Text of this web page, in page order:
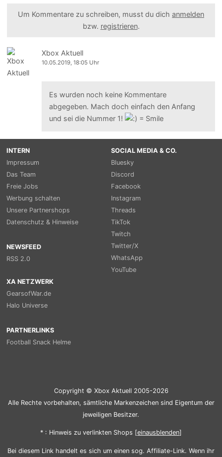
Um Kommentare zu schreiben, musst du dich anmelden
bzw. registrieren.
Xbox Aktuell
10.05.2019, 18:05 Uhr
Es wurden noch keine Kommentare
abgegeben. Mach doch einfach den Anfang
und sei die Nummer 1!
INTERN
Impressum
Das Team
Freie Jobs
Werbung schalten
Unsere Partnershops
Datenschutz & Hinweise
NEWSFEED
RSS 2.0
SOCIAL MEDIA & CO.
Bluesky
Discord
Facebook
Instagram
Threads
TikTok
Twitch
Twitter/X
WhatsApp
YouTube
XA NETZWERK
GearsofWar.de
Halo Universe
PARTNERLINKS
Football Snack Helme
Copyright © Xbox Aktuell 2005-2026
Alle Rechte vorbehalten, sämtliche Markenzeichen sind Eigentum der
jeweiligen Besitzer.
* : Hinweis zu verlinkten Shops [einausblenden]
Bei diesem Link handelt es sich um einen sog. Affiliate-Link. Wenn ihr